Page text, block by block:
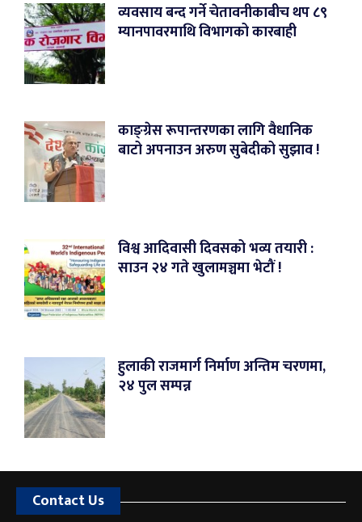
व्यवसाय बन्द गर्ने चेतावनीकाबीच थप ८९
म्यानपावरमाथि विभागको कारबाही
काङ्ग्रेस रूपान्तरणका लागि वैधानिक
बाटो अपनाउन अरुण सुबेदीको सुझाव !
विश्व आदिवासी दिवसको भव्य तयारी :
साउन २४ गते खुलामञ्चमा भेटौं !
हुलाकी राजमार्ग निर्माण अन्तिम चरणमा,
२४ पुल सम्पन्न
Contact Us